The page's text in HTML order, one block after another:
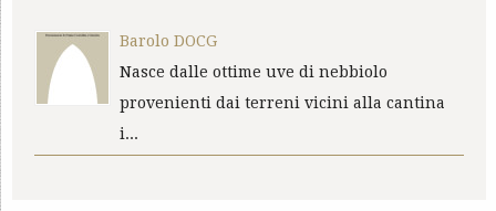
Barolo DOCG
Nasce dalle ottime uve di nebbiolo
provenienti dai terreni vicini alla cantina
i...